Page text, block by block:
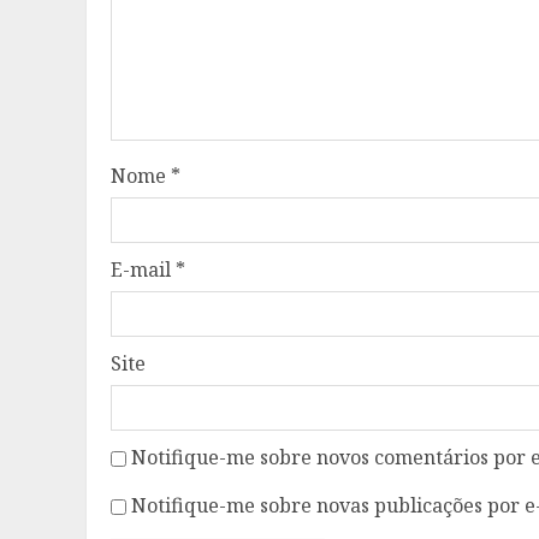
Nome *
E-mail *
Site
Notifique-me sobre novos comentários por
Notifique-me sobre novas publicações por